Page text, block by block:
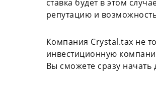
ставка будет в этом
репутацию и
Компания Сrystal.tax не
инвестиционную
Вы сможете сразу начать